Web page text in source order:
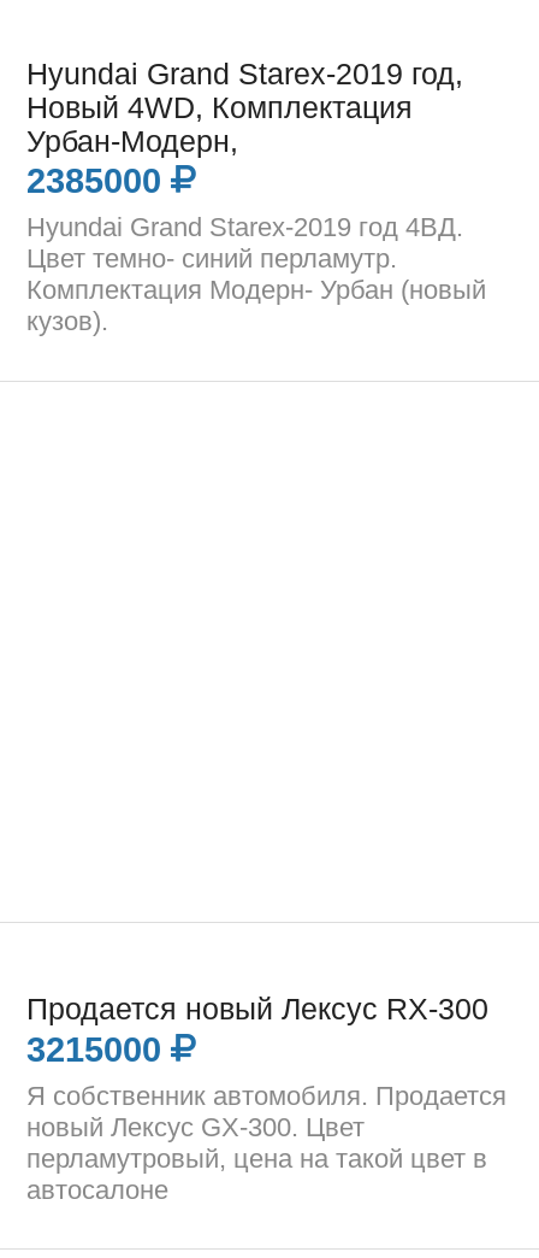
Hyundai Grand Starex-2019 год,
Новый 4WD, Комплектация
Урбан-Модерн,
2385000
Hyundai Grand Starex-2019 год 4ВД.
Цвет темно- синий перламутр.
Комплектация Модерн- Урбан (новый
кузов).
Продается новый Лексус RX-300
3215000
Я собственник автомобиля. Продается
новый Лексус GX-300. Цвет
перламутровый, цена на такой цвет в
автосалоне